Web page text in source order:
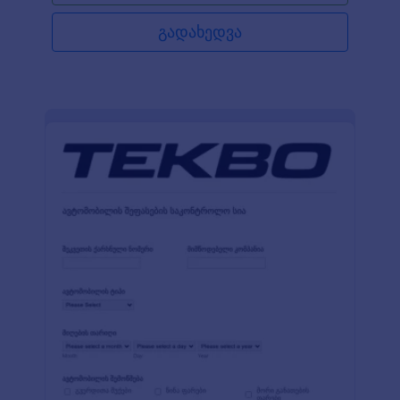
მოკლე შეჯამება. გაამარტივეთ საკონსულტაციო
სესიების ჩანაწერების წარმოება მოცემული
შაბლონის გამოყენებით დღესვე!
გადახედვა